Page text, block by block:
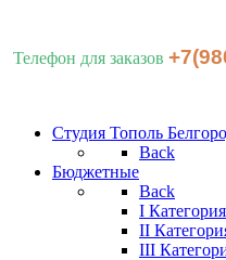
Телефон для заказов
Студия Тополь
Back
Бюджетные
Back
I Категория
II
III